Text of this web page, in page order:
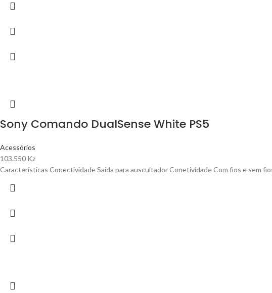
Sony Comando DualSense White PS5
Acessórios
103.550 Kz
Características Conectividade Saída para auscultador Conetividade Com fios e sem